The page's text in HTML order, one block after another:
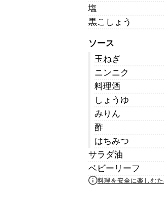
塩
黒こしょう
ソース
玉ねぎ
ニンニク
料理酒
しょうゆ
みりん
酢
はちみつ
サラダ油
ベビーリーフ
料理を安全に楽しむ